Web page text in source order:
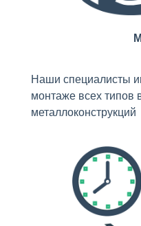
Наши специалисты
монтаже всех типов
металлоконструкций